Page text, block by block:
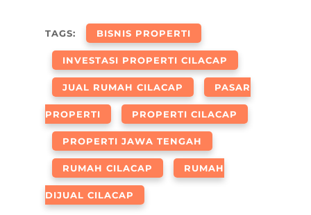
TAGS: BISNIS PROPERTI
INVESTASI PROPERTI CILACAP
JUAL RUMAH CILACAP PASAR
PROPERTI PROPERTI CILACAP
PROPERTI JAWA TENGAH
RUMAH CILACAP RUMAH
DIJUAL CILACAP